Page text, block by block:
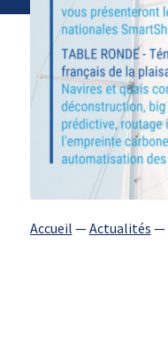
Accueil —Actualités —